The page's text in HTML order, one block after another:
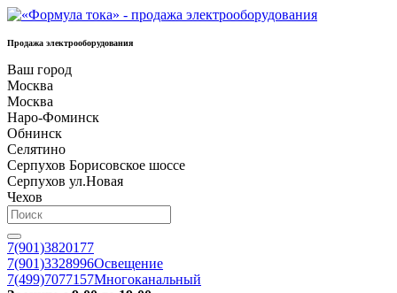
Продажа электрооборудования
Ваш город
Москва
Москва
Наро-Фоминск
Обнинск
Селятино
Серпухов Борисовское шоссе
Серпухов ул.Новая
Чехов
7(901)3820177
7(901)3328996Освещение
7(499)7077157Многоканальный